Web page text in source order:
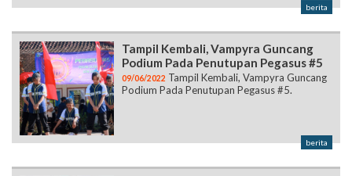
berita
Tampil Kembali, Vampyra Guncang
Podium Pada Penutupan Pegasus #5
09/06/2022 Tampil Kembali, Vampyra Guncang
Podium Pada Penutupan Pegasus #5.
berita